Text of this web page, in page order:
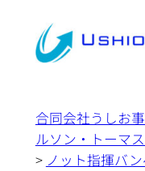
合同会社うしお
ルソン・トーマ
> ノット指揮バ